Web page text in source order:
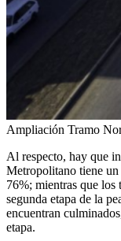
Ampliación Tramo
Al respecto, hay que
Metropolitano tiene
76%; mientras que los
segunda etapa de la
encuentran
etapa.